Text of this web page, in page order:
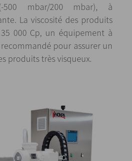
mbar/200 mbar), à
La viscosité des produits
000 Cp, un équipement à
pour assurer un
produits très visqueux.